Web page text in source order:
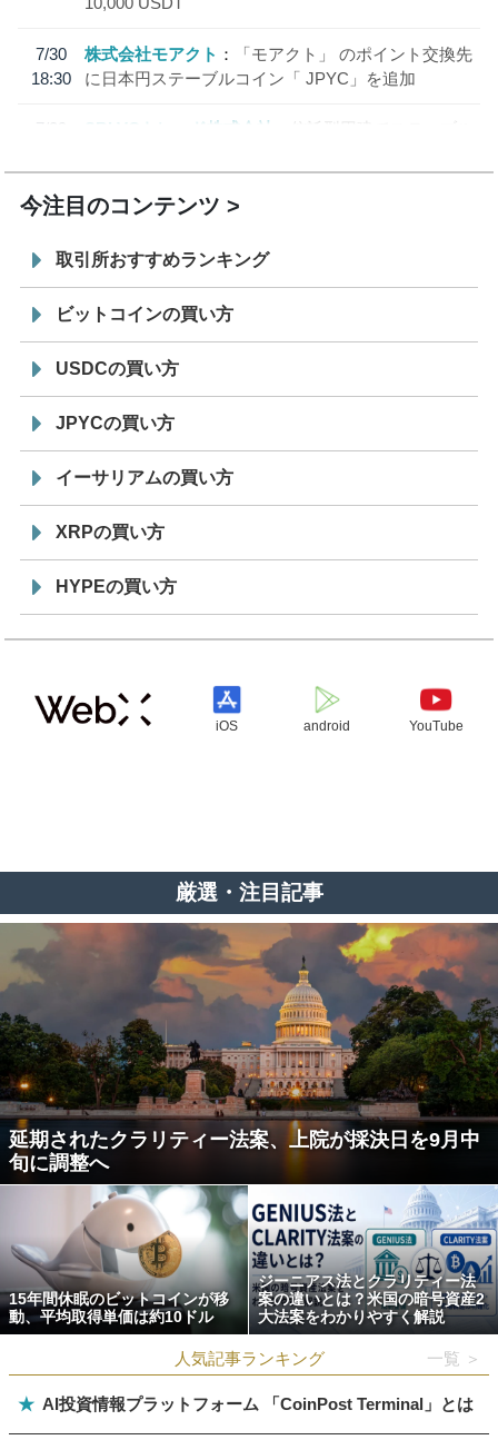
7/30
18:30
株式会社モアクト
「モアクト」 のポイント交換先
に日本円ステーブルコイン「 JPYC」を追加
7/29
SBI VCトレード株式会社
信託型円建てステーブル
今注目のコンテンツ
取引所おすすめランキング
ビットコインの買い方
USDCの買い方
JPYCの買い方
イーサリアムの買い方
XRPの買い方
HYPEの買い方
iOS android YouTube
厳選・注目記事
延期されたクラリティー法案、上院が採決日を9月中
旬に調整へ
15年間休眠のビットコインが移
動、平均取得単価は約10ドル
ジーニアス法とクラリティー法
案の違いとは？米国の暗号資産2
大法案をわかりやすく解説
人気記事ランキング 一覧 ＞
★ AI投資情報プラットフォーム 「CoinPost Terminal」とは